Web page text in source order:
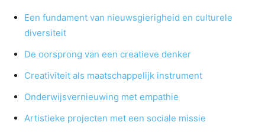
Een fundament van nieuwsgierigheid en culturele
diversiteit
De oorsprong van een creatieve denker
Creativiteit als maatschappelijk instrument
Onderwijsvernieuwing met empathie
Artistieke projecten met een sociale missie